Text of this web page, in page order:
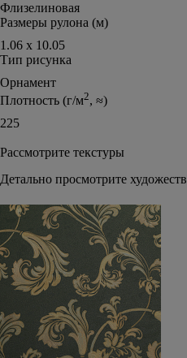
Флизелиновая
Размеры рулона (м)
1.06 х 10.05
Тип рисунка
Орнамент
Плотность (г/м2, ≈)
225
Рассмотрите текстуры
Детально просмотрите